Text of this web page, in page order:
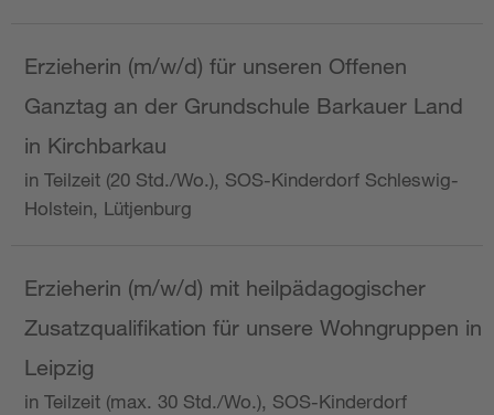
Erzieherin (m/w/d) für unseren Offenen
Ganztag an der Grundschule Barkauer Land
in Kirchbarkau
in Teilzeit (20 Std./Wo.), SOS-Kinderdorf Schleswig-
Holstein, Lütjenburg
Erzieherin (m/w/d) mit heilpädagogischer
Zusatzqualifikation für unsere Wohngruppen in
Leipzig
in Teilzeit (max. 30 Std./Wo.), SOS-Kinderdorf